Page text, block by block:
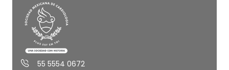
55 5554 0672